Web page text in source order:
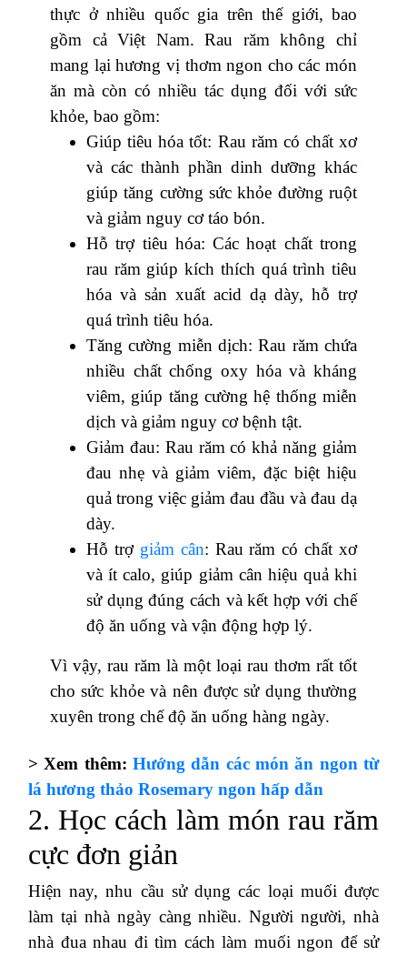
thực ở nhiều quốc gia trên thế giới, bao
gồm cả Việt Nam. Rau răm không chỉ
mang lại hương vị thơm ngon cho các món
ăn mà còn có nhiều tác dụng đối với sức
khỏe, bao gồm:
Giúp tiêu hóa tốt: Rau răm có chất xơ
và các thành phần dinh dưỡng khác
giúp tăng cường sức khỏe đường ruột
và giảm nguy cơ táo bón.
Hỗ trợ tiêu hóa: Các hoạt chất trong
rau răm giúp kích thích quá trình tiêu
hóa và sản xuất acid dạ dày, hỗ trợ
quá trình tiêu hóa.
Tăng cường miễn dịch: Rau răm chứa
nhiều chất chống oxy hóa và kháng
viêm, giúp tăng cường hệ thống miễn
dịch và giảm nguy cơ bệnh tật.
Giảm đau: Rau răm có khả năng giảm
đau nhẹ và giảm viêm, đặc biệt hiệu
quả trong việc giảm đau đầu và đau dạ
dày.
Hỗ trợ giảm cân: Rau răm có chất xơ
và ít calo, giúp giảm cân hiệu quả khi
sử dụng đúng cách và kết hợp với chế
độ ăn uống và vận động hợp lý.
Vì vậy, rau răm là một loại rau thơm rất tốt
cho sức khỏe và nên được sử dụng thường
xuyên trong chế độ ăn uống hàng ngày.
> Xem thêm: Hướng dẫn các món ăn ngon từ
lá hương thảo Rosemary ngon hấp dẫn
2. Học cách làm món rau răm
cực đơn giản
Hiện nay, nhu cầu sử dụng các loại muối được
làm tại nhà ngày càng nhiều. Người người, nhà
nhà đua nhau đi tìm cách làm muối ngon để sử